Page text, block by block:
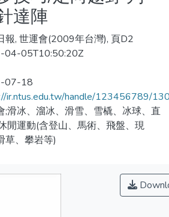
達陣
報, 世運會(2009年台灣), 頁D2
04-05T10:50:20Z
07-18
ir.ntus.edu.tw/handle/123456789/
;滑冰、溜冰、滑雪、雪橇、冰球、直
閒運動(含登山、馬術、飛盤、現
草、攀岩等)